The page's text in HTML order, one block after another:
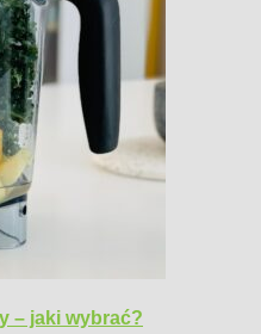
– jaki wybrać?